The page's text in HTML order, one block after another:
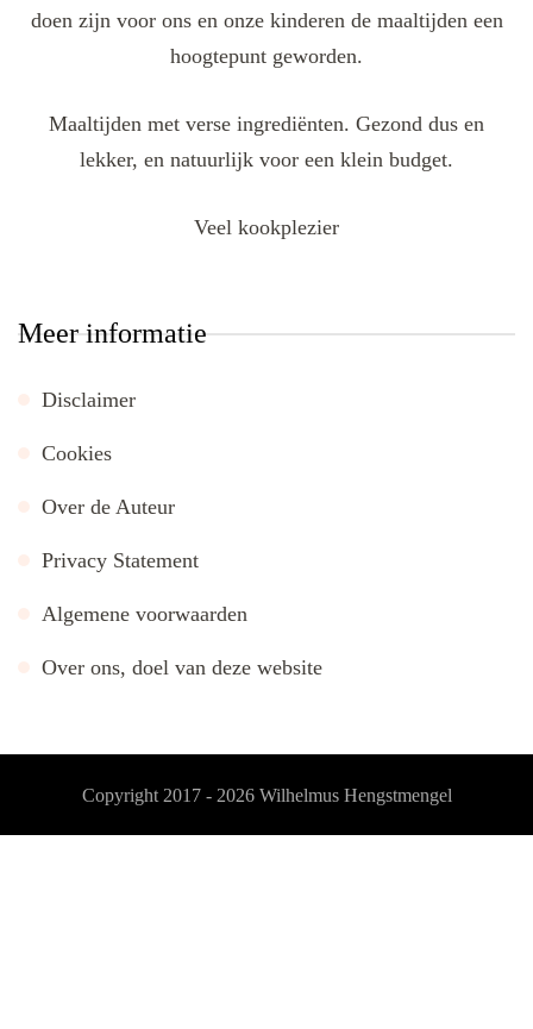
doen zijn voor ons en onze kinderen de maaltijden een
hoogtepunt geworden.
Maaltijden met verse ingrediënten. Gezond dus en
lekker, en natuurlijk voor een klein budget.
Veel kookplezier
Meer informatie
Disclaimer
Cookies
Over de Auteur
Privacy Statement
Algemene voorwaarden
Over ons, doel van deze website
Copyright 2017 - 2026 Wilhelmus Hengstmengel